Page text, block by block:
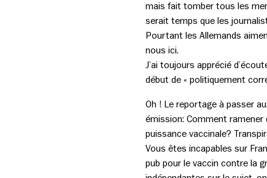
mais fait tomber tous les
serait temps que les
Pourtant les Allemands
nous ici.
J’ai toujours apprécié
début de « politiquement
Oh ! Le reportage à passer
émission: Comment
puissance vaccinale?
Vous êtes incapables sur
pub pour le vaccin contre la